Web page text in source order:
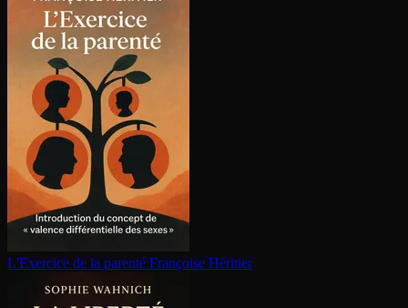
L'Exercice de la parenté Françoise Héritier